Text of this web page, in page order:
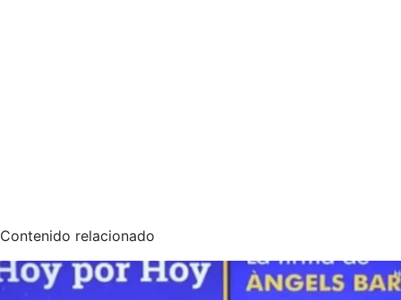
Contenido relacionado